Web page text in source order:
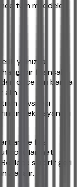
tüm maddeleri
yalnızca
bir finansal
önce ilgili banka
alın.
tavsiyesi
tek dayanağı
ve faiz
koşulları net
Böylece sürpriz geri
azalır.